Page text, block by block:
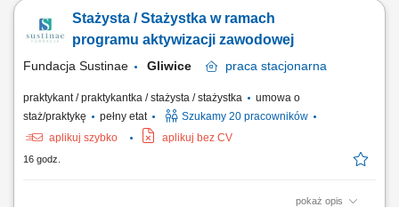
środków Państwowego Funduszu Rehabilitacji Osób
Niepełnosprawnych. Celem uczestnictwa w programie jest zwiększenie
Stażysta / Stażystka w ramach
programu aktywizacji zawodowej
Fundacja Sustinae Gliwice praca stacjonarna
praktykant / praktykantka / stażysta / stażystka
umowa o
staż/praktykę
pełny etat
Szukamy 20 pracowników
aplikuj szybko
aplikuj bez CV
16 godz.
pokaż opis